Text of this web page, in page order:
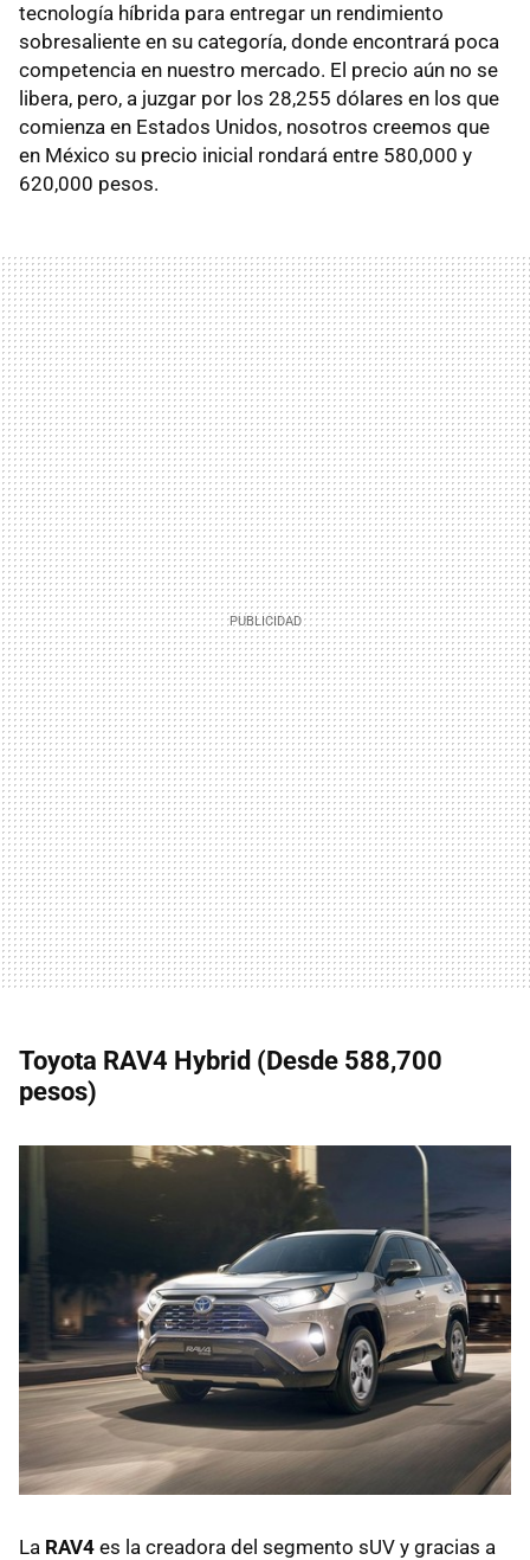
tecnología híbrida para entregar un rendimiento
sobresaliente en su categoría, donde encontrará poca
competencia en nuestro mercado. El precio aún no se
libera, pero, a juzgar por los 28,255 dólares en los que
comienza en Estados Unidos, nosotros creemos que
en México su precio inicial rondará entre 580,000 y
620,000 pesos.
Toyota RAV4 Hybrid (Desde 588,700
pesos)
La RAV4 es la creadora del segmento sUV y gracias a